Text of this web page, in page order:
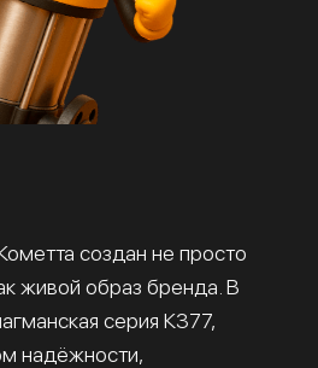
создан не просто
живой образ бренда. В
серия К377,
надёжности,